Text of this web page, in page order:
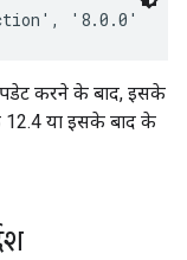
करने के बाद, इसके
या इसके बाद के